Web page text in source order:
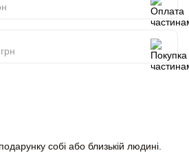
собі або близькій людині.